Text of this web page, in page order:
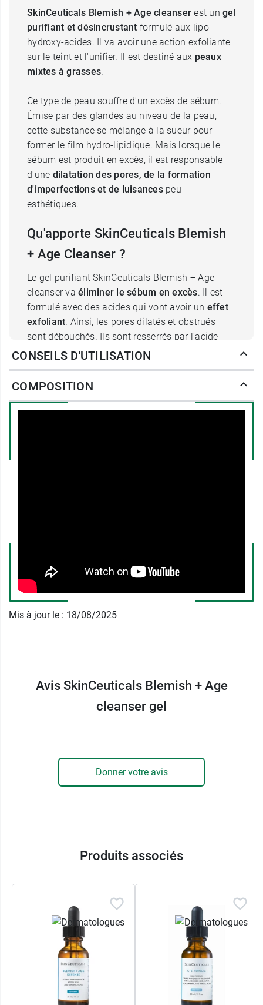
SkinCeuticals Blemish + Age cleanser est un gel
purifiant et désincrustant formulé aux lipo-
hydroxy-acides. Il va avoir une action exfoliante
sur le teint et l'unifier. Il est destiné aux peaux
mixtes à grasses.
Ce type de peau souffre d'un excès de sébum.
Émise par des glandes au niveau de la peau,
cette substance se mélange à la sueur pour
former le film hydro-lipidique. Mais lorsque le
sébum est produit en excès, il est responsable
d'une dilatation des pores, de la formation
d'imperfections et de luisancespeu
esthétiques.
Qu'apporte SkinCeuticals Blemish
+ Age Cleanser ?
Le gel purifiant SkinCeuticals Blemish + Age
cleanser va éliminer le sébum en excès. Il est
formulé avec des acides qui vont avoir un effet
exfoliant. Ainsi, les pores dilatés et obstrués
sont débouchés. Ils sont resserrés par l'acide
salicylique.
présentes à la surface de la peau, et qui sont
maquillage. Ainsi, le teint regagne en éclat, il est
Utiliser 2 fois par jour. Masser avec délicatesse
une noisette de gel sur le visage humide. Rincer
avec de l'eau tiède. Sécher en tamponnant avec
un linge propre.
Conditionnement :tube de 240 ml
CONSEILS D'UTILISATION
COMPOSITION
Mis à jour le : 18/08/2025
Avis SkinCeuticals Blemish + Age
cleanser gel
Donner votre avis
Produits associés